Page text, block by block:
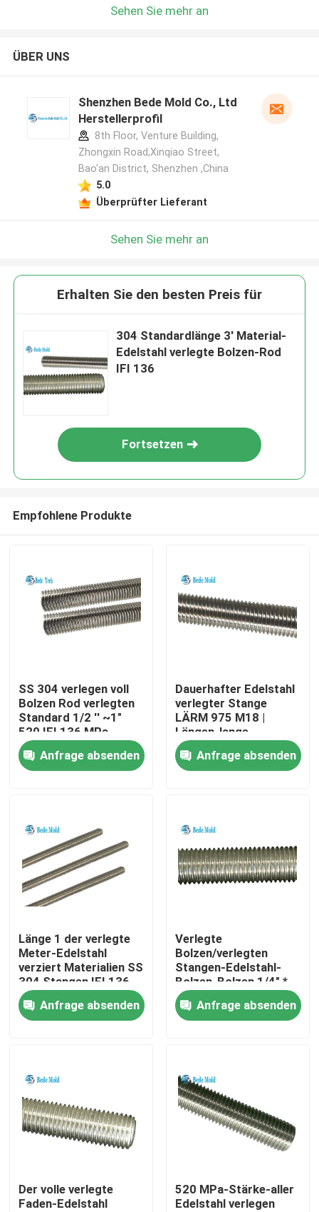
Über uns
Kontakte
Produkte
Präzisions-Form-Komponenten
Führer-Säule und Buchsen
Form-Frühling ISO10243
Bundbolzen
Sehen Sie mehr an
ÜBER UNS
Shenzhen Bede Mold Co., Ltd
Herstellerprofil
8th Floor, Venture Building,
Zhongxin Road,Xinqiao Street,
Bao'an District, Shenzhen ,China
5.0
Überprüfter Lieferant
Sehen Sie mehr an
Erhalten Sie den besten Preis für
304 Standardlänge 3' Material-
Edelstahl verlegte Bolzen-Rod
IFI 136
Fortsetzen
Empfohlene Produkte
SS 304 verlegen voll
Bolzen Rod verlegten
Standard 1/2 '' ~1"
520 IFI 136 MPa-
Stärke
Anfrage absenden
Dauerhafter Edelstahl
verlegter Stange
LÄRM 975 M18 |
Längen-lange
Lebensdauer M24
1000mm
Anfrage absenden
Länge 1 der verlegte
Meter-Edelstahl
verziert Materialien SS
304 Stangen IFI 136
Anfrage absenden
Verlegte
Bolzen/verlegten
Stangen-Edelstahl-
Bolzen-Bolzen 1/4" *
1000 Millimeter-
Materialien SS 304
Anfrage absenden
Der volle verlegte
Faden-Edelstahl
520 MPa-Stärke-aller
Edelstahl verlegen